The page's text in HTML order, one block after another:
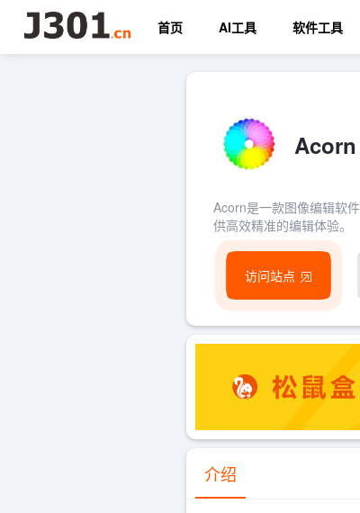
首页 AI工具 软件工具
Acorn
Acorn是一款图像编辑软
供高效精准的编辑体验。
访问站点
介绍